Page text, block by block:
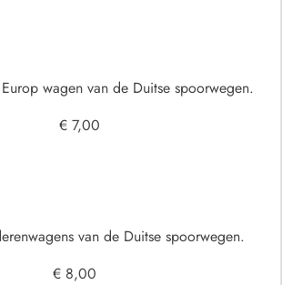
wagen van de Duitse spoorwegen.
€ 7,00
van de Duitse spoorwegen.
€ 8,00